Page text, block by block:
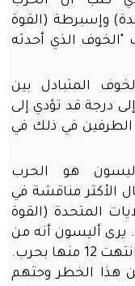
وإسبرطة (القوة
"الخوف الذي أحدثه
المتبادل بين
درجة قد تؤدي إلى
في ذلك في
هو الحرب
404 ق.م). والمثال الأكثر مناقشة في
المتحدة (القوة
يرى أليسون أنه من
بين 16 حالة من هذا النوع في التاريخ، انتهت 12 منها بحرب.
هذا الخطر وحثهم